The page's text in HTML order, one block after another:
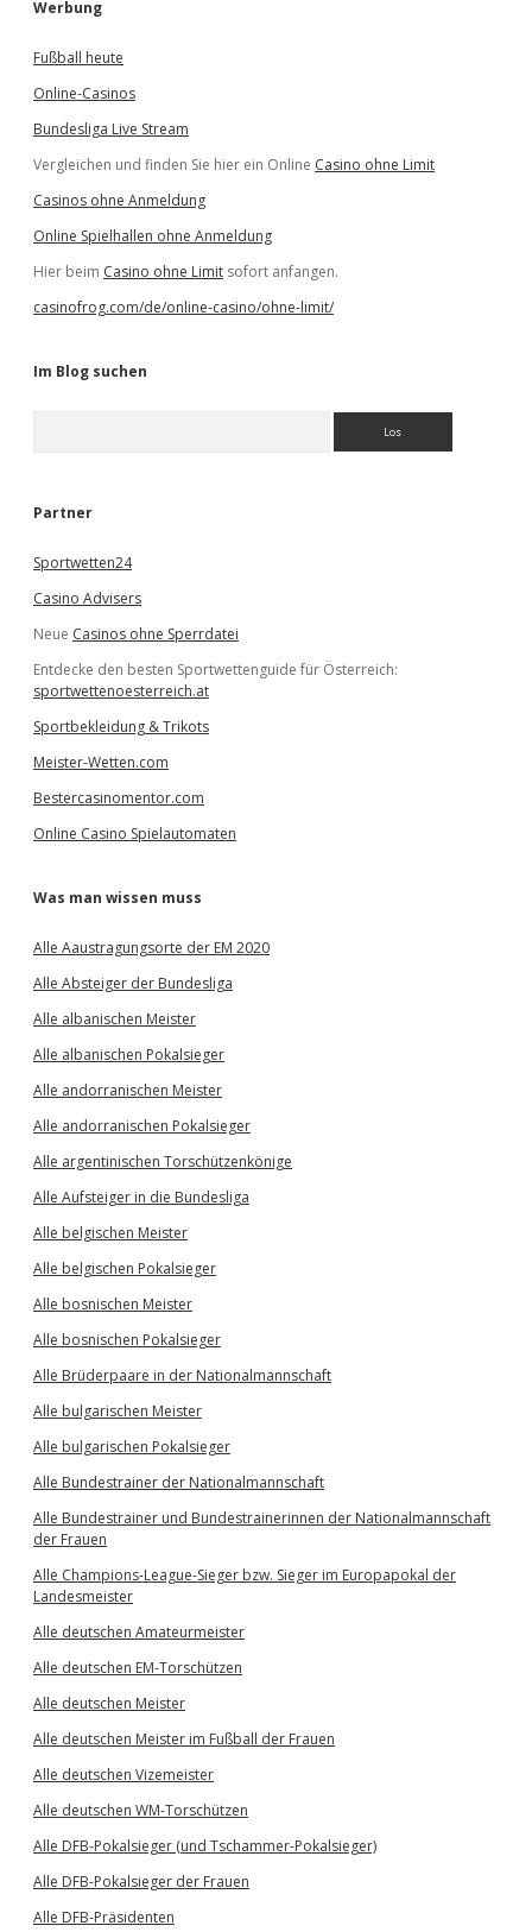
Werbung
Fußball heute
Online-Casinos
Bundesliga Live Stream
Vergleichen und finden Sie hier ein Online Casino ohne Limit
Casinos ohne Anmeldung
Online Spielhallen ohne Anmeldung
Hier beim Casino ohne Limit sofort anfangen.
casinofrog.com/de/online-casino/ohne-limit/
Im Blog suchen
e
Partner
Sportwetten24
Casino Advisers
Neue Casinos ohne Sperrdatei
Entdecke den besten Sportwettenguide für Österreich:
sportwettenoesterreich.at
Sportbekleidung & Trikots
Meister-Wetten.com
Bestercasinomentor.com
Online Casino Spielautomaten
Was man wissen muss
Alle Aaustragungsorte der EM 2020
Alle Absteiger der Bundesliga
Alle albanischen Meister
Alle albanischen Pokalsieger
Alle andorranischen Meister
Alle andorranischen Pokalsieger
Alle argentinischen Torschützenkönige
Alle Aufsteiger in die Bundesliga
Alle belgischen Meister
Alle belgischen Pokalsieger
Alle bosnischen Meister
Alle bosnischen Pokalsieger
Alle Brüderpaare in der Nationalmannschaft
Alle bulgarischen Meister
Alle bulgarischen Pokalsieger
Alle Bundestrainer der Nationalmannschaft
Alle Bundestrainer und Bundestrainerinnen der Nationalmannschaft
der Frauen
Alle Champions-League-Sieger bzw. Sieger im Europapokal der
Landesmeister
Alle deutschen Amateurmeister
Alle deutschen EM-Torschützen
Alle deutschen Meister
Alle deutschen Meister im Fußball der Frauen
Alle deutschen Vizemeister
Alle deutschen WM-Torschützen
Alle DFB-Pokalsieger (und Tschammer-Pokalsieger)
Alle DFB-Pokalsieger der Frauen
Alle DFB-Präsidenten